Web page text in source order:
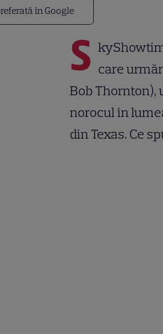
în Google
S care
Bob
norocul în
din Texas. Ce